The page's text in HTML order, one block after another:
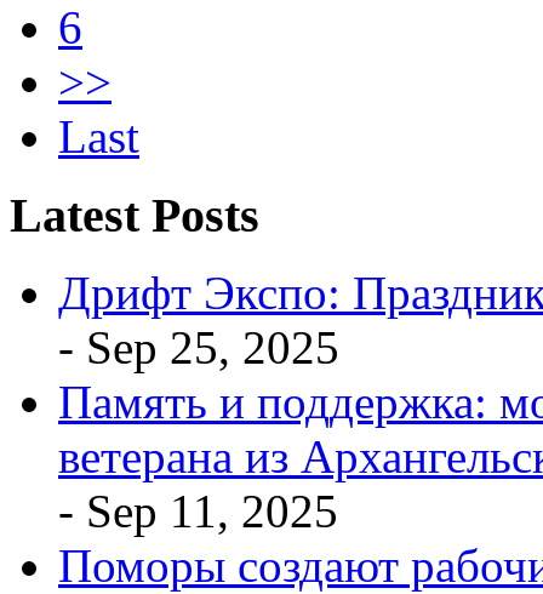
6
>>
Last
Latest Posts
Дрифт Экспо:
- Sep 25, 2025
Память и поддержка:
ветерана из
- Sep 11, 2025
Поморы создают